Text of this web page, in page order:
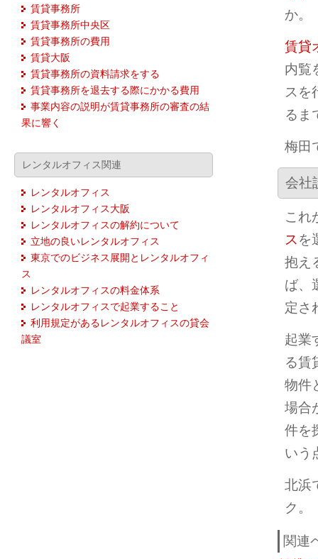
賃貸事務所
賃貸事務所中央区
賃貸事務所の費用
賃貸大阪
賃貸事務所の資料請求をする
賃貸事務所を退去する際にかかる費用
事業内容の説明が賃貸事務所の審査の結
果に響く
レンタルオフィス関連
レンタルオフィス
レンタルオフィス大阪
レンタルオフィスの解約について
立地の良いレンタルオフィス
東京でのビジネス展開とレンタルオフィ
ス
レンタルオフィスの料金体系
レンタルオフィスで起業すること
利用規定があるレンタルオフィスの貸会
議室
か。
賃貸
内覧
スを
るま
梅田
会社
これ
ス を
抱え
ば、
定さ
起業
る賃
物件
場合
件を
いう
北浜
ク。
関連